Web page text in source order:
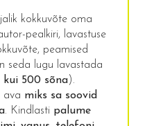
kokkuvõte oma
pealkiri, lavastuse
peamised
seda lugu lavastada
500 sõna).
ava miks sa soovid
. Kindlasti palume